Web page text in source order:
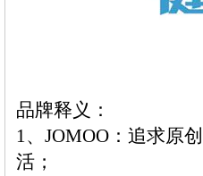
品牌释义：
1、JOMOO：追求原
活；